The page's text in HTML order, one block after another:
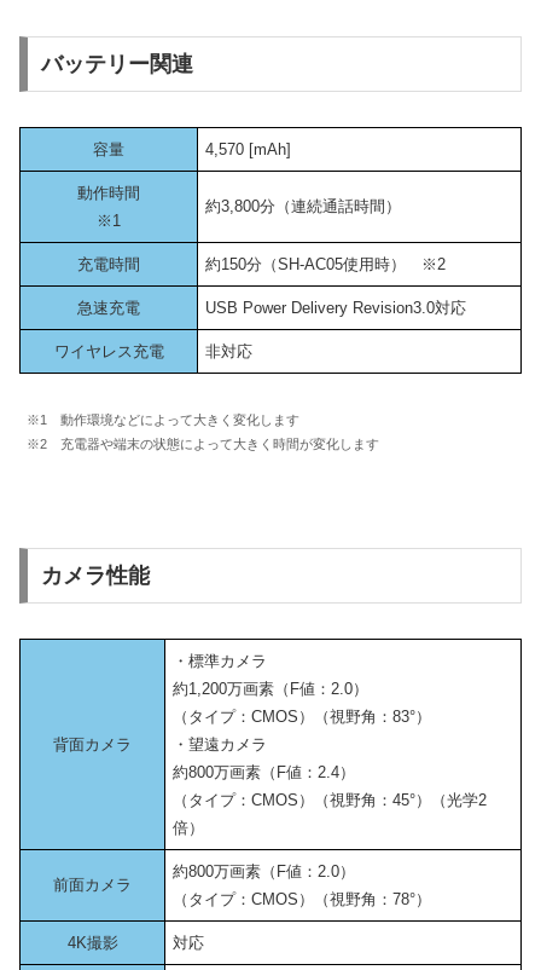
バッテリー関連
容量 4,570 [mAh]
動作時間
※1
約3,800分（連続通話時間）
充電時間 約150分（SH-AC05使用時） ※2
急速充電 USB Power Delivery Revision3.0対応
ワイヤレス充電 非対応
※1 動作環境などによって大きく変化します
※2 充電器や端末の状態によって大きく時間が変化します
カメラ性能
背面カメラ
・標準カメラ
約1,200万画素（F値：2.0）
（タイプ：CMOS）（視野角：83°）
・望遠カメラ
約800万画素（F値：2.4）
（タイプ：CMOS）（視野角：45°）（光学2
倍）
前面カメラ
約800万画素（F値：2.0）
（タイプ：CMOS）（視野角：78°）
4K撮影 対応